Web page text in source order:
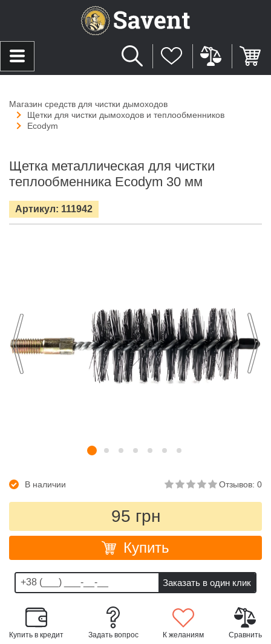
Магазин средств для чистки дымоходов
Щетки для чистки дымоходов и теплообменников
Ecodym
Щетка металлическая для чистки
теплообменника Ecodym 30 мм
Артикул: 111942
В наличии Отзывов: 0
95 грн
Купить
Купить в кредит Задать вопрос К желаниям Сравнить